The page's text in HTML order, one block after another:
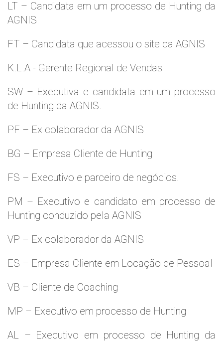
LT – Candidata em um processo de Hunting da
AGNIS
FT – Candidata que acessou o site da AGNIS
K.L.A - Gerente Regional de Vendas
SW – Executiva e candidata em um processo
de Hunting da AGNIS.
PF – Ex colaborador da AGNIS
BG – Empresa Cliente de Hunting
FS – Executivo e parceiro de negócios.
PM – Executivo e candidato em processo de
Hunting conduzido pela AGNIS
VP – Ex colaborador da AGNIS
ES – Empresa Cliente em Locação de Pessoal
VB – Cliente de Coaching
MP – Executivo em processo de Hunting
AL – Executivo em processo de Hunting da